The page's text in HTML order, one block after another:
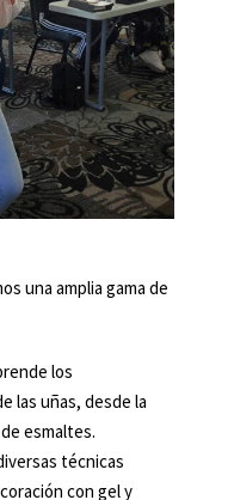
una amplia gama de
los
las uñas, desde la
esmaltes.
técnicas
con gel y